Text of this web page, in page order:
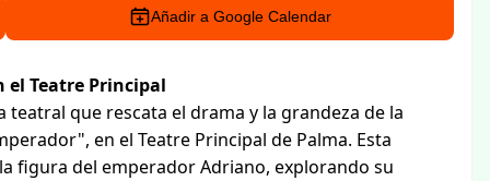
Añadir a Google Calendar
el Teatre Principal
que rescata el drama y la grandeza de la
en el Teatre Principal de Palma. Esta
figura del emperador Adriano, explorando su